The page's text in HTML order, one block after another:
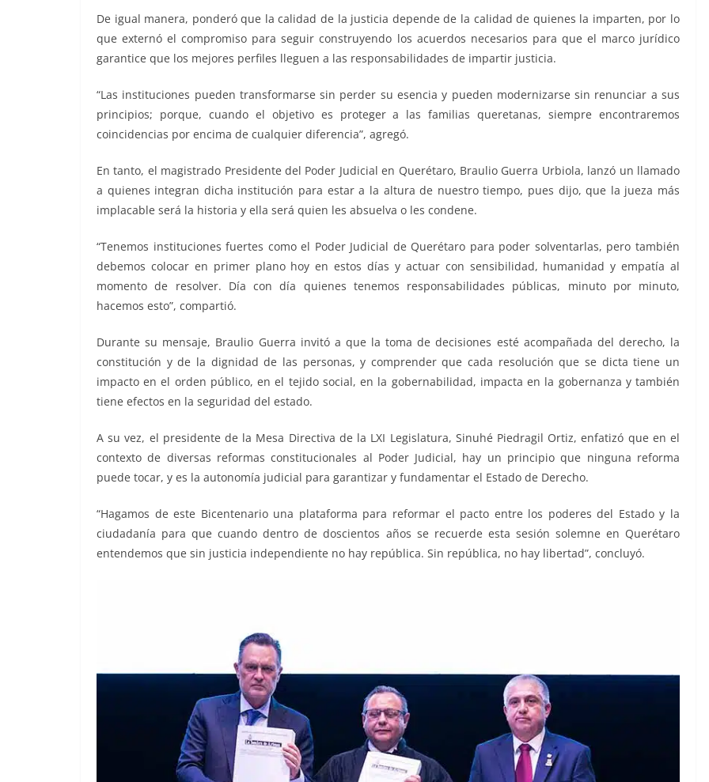
De igual manera, ponderó que la calidad de la justicia depende de la calidad de quienes la imparten, por lo
que externó el compromiso para seguir construyendo los acuerdos necesarios para que el marco jurídico
garantice que los mejores perfiles lleguen a las responsabilidades de impartir justicia.
“Las instituciones pueden transformarse sin perder su esencia y pueden modernizarse sin renunciar a sus
principios; porque, cuando el objetivo es proteger a las familias queretanas, siempre encontraremos
coincidencias por encima de cualquier diferencia”, agregó.
En tanto, el magistrado Presidente del Poder Judicial en Querétaro, Braulio Guerra Urbiola, lanzó un llamado
a quienes integran dicha institución para estar a la altura de nuestro tiempo, pues dijo, que la jueza más
implacable será la historia y ella será quien les absuelva o les condene.
“Tenemos instituciones fuertes como el Poder Judicial de Querétaro para poder solventarlas, pero también
debemos colocar en primer plano hoy en estos días y actuar con sensibilidad, humanidad y empatía al
momento de resolver. Día con día quienes tenemos responsabilidades públicas, minuto por minuto,
hacemos esto”, compartió.
Durante su mensaje, Braulio Guerra invitó a que la toma de decisiones esté acompañada del derecho, la
constitución y de la dignidad de las personas, y comprender que cada resolución que se dicta tiene un
impacto en el orden público, en el tejido social, en la gobernabilidad, impacta en la gobernanza y también
tiene efectos en la seguridad del estado.
A su vez, el presidente de la Mesa Directiva de la LXI Legislatura, Sinuhé Piedragil Ortiz, enfatizó que en el
contexto de diversas reformas constitucionales al Poder Judicial, hay un principio que ninguna reforma
puede tocar, y es la autonomía judicial para garantizar y fundamentar el Estado de Derecho.
“Hagamos de este Bicentenario una plataforma para reformar el pacto entre los poderes del Estado y la
ciudadanía para que cuando dentro de doscientos años se recuerde esta sesión solemne en Querétaro
entendemos que sin justicia independiente no hay república. Sin república, no hay libertad”, concluyó.